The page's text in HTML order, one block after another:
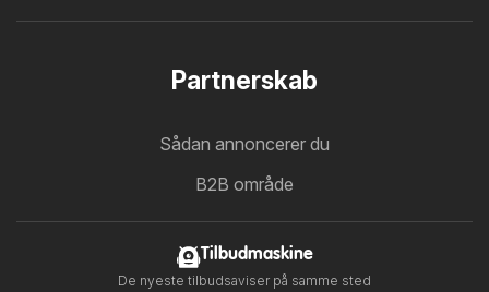
Partnerskab
Sådan annoncerer du
B2B område
Tilbudmaskine
De nyeste tilbudsaviser på samme sted